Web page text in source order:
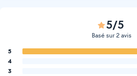
5/5
Basé sur 2 avis
5
4
3